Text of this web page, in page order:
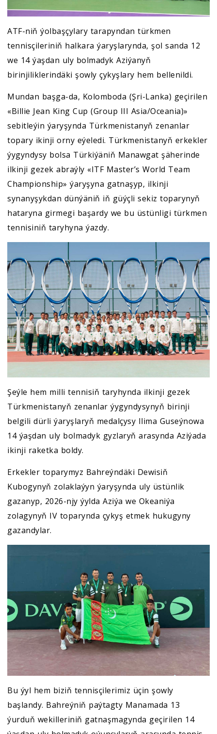
ATF-niň ýolbaşçylary tarapyndan türkmen
tennisçileriniň halkara ýaryşlarynda, şol sanda 12
we 14 ýaşdan uly bolmadyk Aziýanyň
birinjiliklerindäki şowly çykyşlary hem bellenildi.
Mundan başga-da, Kolomboda (Şri-Lanka) geçirilen
«Billie Jean King Cup (Group III Asia/Oceania)»
sebitleýin ýaryşynda Türkmenistanyň zenanlar
topary ikinji orny eýeledi. Türkmenistanyň erkekler
ýygyndysy bolsa Türkiýäniň Manawgat şäherinde
ilkinji gezek abraýly «ITF Master’s World Team
Championship» ýaryşyna gatnaşyp, ilkinji
synanyşykdan dünýäniň iň güýçli sekiz toparynyň
hataryna girmegi başardy we bu üstünligi türkmen
tennisiniň taryhyna ýazdy.
Şeýle hem milli tennisiň taryhynda ilkinji gezek
Türkmenistanyň zenanlar ýygyndysynyň birinji
belgili dürli ýaryşlaryň medalçysy Ilima Guseýnowa
14 ýaşdan uly bolmadyk gyzlaryň arasynda Aziýada
ikinji raketka boldy.
Erkekler toparymyz Bahreýndäki Dewisiň
Kubogynyň zolaklaýyn ýaryşynda uly üstünlik
gazanyp, 2026-njy ýylda Aziýa we Okeaniýa
zolagynyň IV toparynda çykyş etmek hukugyny
gazandylar.
Bu ýyl hem biziň tennisçilerimiz üçin şowly
başlandy. Bahreýniň paýtagty Manamada 13
ýurduň wekilleriniň gatnaşmagynda geçirilen 14